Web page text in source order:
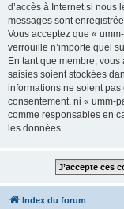
d’accès à Internet si nous
messages sont
Vous acceptez que «
verrouille n’importe quel
En tant que membre,
saisies soient stockées
informations ne soient
consentement, ni « umm-
comme responsables en
les données.
Index du forum